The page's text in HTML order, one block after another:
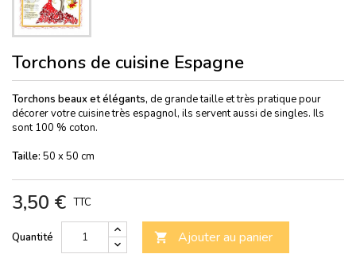
Torchons de cuisine Espagne
Torchons beaux et élégants, de grande taille et très pratique pour
décorer votre cuisine très espagnol, ils servent aussi de singles. Ils
sont 100 % coton.
Taille: 50 x 50 cm
3,50 € TTC
Quantité  Ajouter au panier